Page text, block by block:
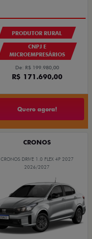
PRODUTOR RURAL
CNPJ E
MICROEMPRESÁRIOS
De: R$ 199.980,00
R$ 171.690,00
Quero agora!
CRONOS
CRONOS DRIVE 1.0 FLEX 4P 2027
2026/2027